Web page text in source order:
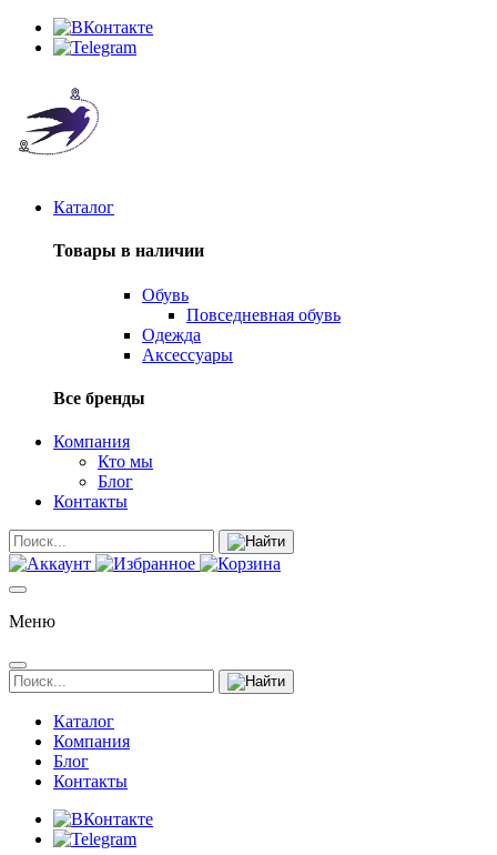
Каталог
Товары в наличии
Обувь
Повседневная обувь
Одежда
Аксессуары
Все бренды
Компания
Кто мы
Блог
Контакты
Меню
Каталог
Компания
Блог
Контакты